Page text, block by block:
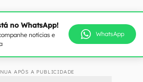
no WhatsApp!
notícias e
WhatsApp
APÓS A PUBLICIDADE